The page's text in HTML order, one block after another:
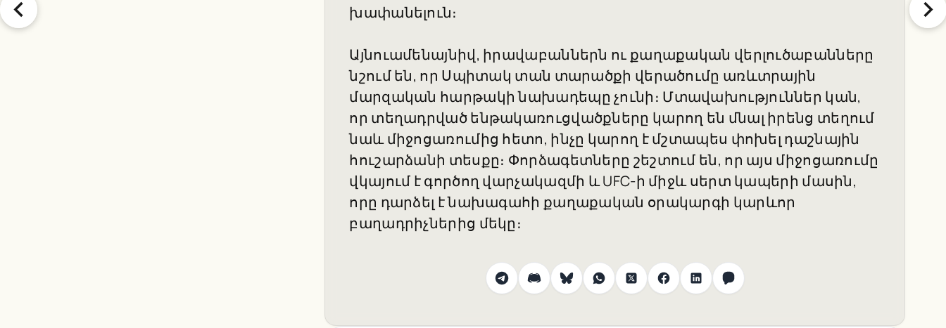
խափանելուն։
Այնուամենայնիվ, իրավաբաններն ու քաղաքական վերլուծաբանները
նշում են, որ Սպիտակ տան տարածքի վերածումը առևտրային
մարզական հարթակի նախադեպը չունի։ Մտավախություններ կան,
որ տեղադրված ենթակառուցվածքները կարող են մնալ իրենց տեղում
նաև միջոցառումից հետո, ինչը կարող է մշտապես փոխել դաշնային
հուշարձանի տեսքը։ Փորձագետները շեշտում են, որ այս միջոցառումը
վկայում է գործող վարչակազմի և UFC-ի միջև սերտ կապերի մասին,
որը դարձել է նախագահի քաղաքական օրակարգի կարևոր
բաղադրիչներից մեկը։